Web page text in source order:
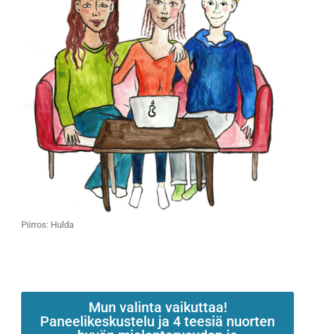
Piirros: Hulda
Mun valinta vaikuttaa!
Paneelikeskustelu ja 4 teesiä nuorten